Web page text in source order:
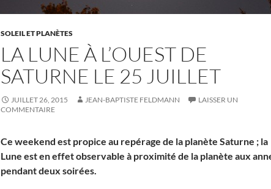
SOLEIL ET PLANÈTES
LA LUNE À L’OUEST DE
SATURNE LE 25 JUILLET
JUILLET 26, 2015 JEAN-BAPTISTE FELDMANN
LAISSER UN
COMMENTAIRE
Ce weekend est propice au repérage de la planète Saturne ; la
Lune est en effet observable à proximité de la planète aux
pendant deux soirées.